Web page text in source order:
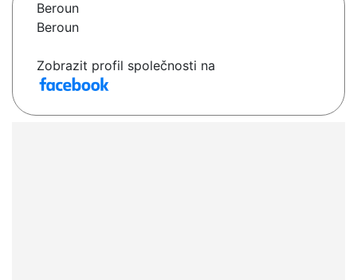
Beroun
Beroun
Zobrazit profil společnosti na